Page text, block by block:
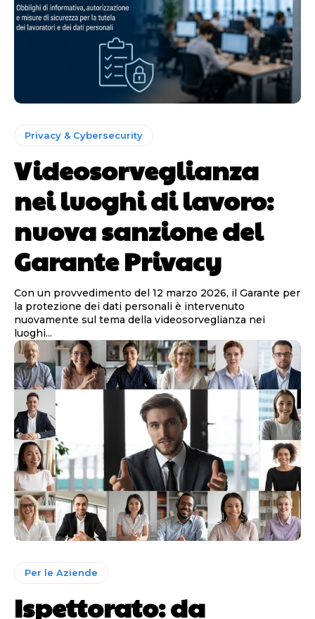
Privacy & Cybersecurity
Videosorveglianza
nei luoghi di lavoro:
nuova sanzione del
Garante Privacy
Con un provvedimento del 12 marzo 2026, il Garante per
la protezione dei dati personali è intervenuto
nuovamente sul tema della videosorveglianza nei
luoghi...
Per le Aziende
Ispettorato: da